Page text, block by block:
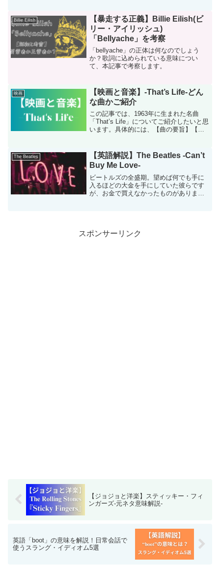
式関係者の方が、選曲のことを褒めてく
れました。中でも式場専...
Billie Eilish
【暴走する正義】Billie Eilish(ビ
リー・アイリッシュ)
「Bellyache」を考察
「bellyache」の正体は何なのでしょう
か？歌詞に込められている意味につい
て、本記事で考察します。
映画
【映画と音楽】-That’s Life-どん
な曲かご紹介
この記事では、1963年に生まれた名曲
「That’s Life」についてご紹介したいと思
います。具体的には、【曲の要旨】【名
は、映画『ジョーカー』で使用され、レ
ディー・ガ...
The Beatles
【英語解説】The Beatles -Can’t
Buy Me Love-
ビートルズの全盛期。望めば何でも手に
入るほどの大金を手にしていた彼らです
が、お金で買えなかったものがありま
スポンサーリンク
【ジョジョと洋楽】スティッキー・フィ
ンガーズ-元ネタ意味解説-
英語「boot」の意味を解説！日常会話で
使うスラング・イディオム5選